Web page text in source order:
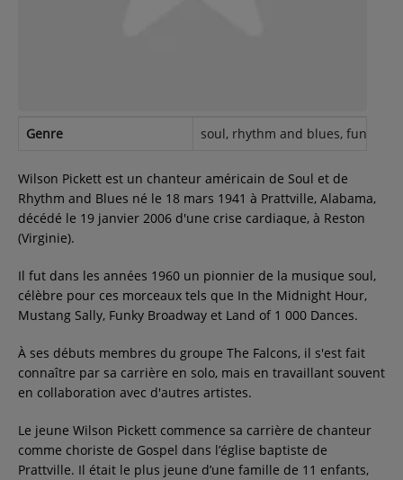
Recherche d'un titre
SE CONNECTER
Genre soul, rhythm and blues, funk,
Wilson Pickett est un chanteur américain de Soul et de
Rhythm and Blues né le 18 mars 1941 à Prattville, Alabama,
décédé le 19 janvier 2006 d'une crise cardiaque, à Reston
(Virginie).
Il fut dans les années 1960 un pionnier de la musique soul,
célèbre pour ces morceaux tels que In the Midnight Hour,
Mustang Sally, Funky Broadway et Land of 1 000 Dances.
À ses débuts membres du groupe The Falcons, il s'est fait
connaître par sa carrière en solo, mais en travaillant souvent
en collaboration avec d'autres artistes.
Le jeune Wilson Pickett commence sa carrière de chanteur
comme choriste de Gospel dans l’église baptiste de
Prattville. Il était le plus jeune d’une famille de 11 enfants,